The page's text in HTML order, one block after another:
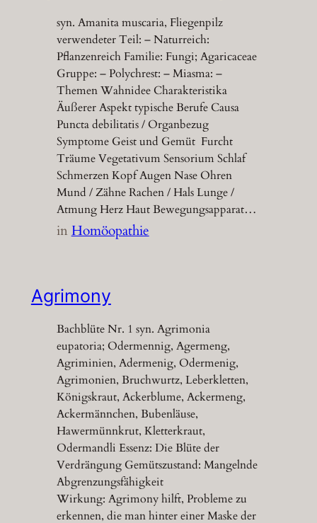
syn. Amanita muscaria, Fliegenpilz
verwendeter Teil: – Naturreich:
Pflanzenreich Familie: Fungi; Agaricaceae
Gruppe: – Polychrest: – Miasma: –
Themen Wahnidee Charakteristika
Äußerer Aspekt typische Berufe Causa
Puncta debilitatis / Organbezug
Symptome Geist und Gemüt Furcht
Träume Vegetativum Sensorium Schlaf
Schmerzen Kopf Augen Nase Ohren
Mund / Zähne Rachen / Hals Lunge /
Atmung Herz Haut Bewegungsapparat…
inHomöopathie
Agrimony
Bachblüte Nr. 1 syn. Agrimonia
eupatoria; Odermennig, Agermeng,
Agriminien, Adermenig, Odermenig,
Agrimonien, Bruchwurtz, Leberkletten,
Königskraut, Ackerblume, Ackermeng,
Ackermännchen, Bubenläuse,
Hawermünnkrut, Kletterkraut,
Odermandli Essenz: Die Blüte der
Verdrängung Gemütszustand: Mangelnde
Abgrenzungsfähigkeit
Wirkung: Agrimony hilft, Probleme zu
erkennen, die man hinter einer Maske der